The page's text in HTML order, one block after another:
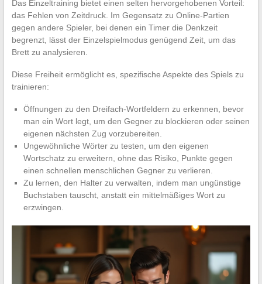
Das Einzeltraining bietet einen selten hervorgehobenen Vorteil:
das Fehlen von Zeitdruck. Im Gegensatz zu Online-Partien
gegen andere Spieler, bei denen ein Timer die Denkzeit
begrenzt, lässt der Einzelspielmodus genügend Zeit, um das
Brett zu analysieren.
Diese Freiheit ermöglicht es, spezifische Aspekte des Spiels zu
trainieren:
Öffnungen zu den Dreifach-Wortfeldern zu erkennen, bevor
man ein Wort legt, um den Gegner zu blockieren oder seinen
eigenen nächsten Zug vorzubereiten.
Ungewöhnliche Wörter zu testen, um den eigenen
Wortschatz zu erweitern, ohne das Risiko, Punkte gegen
einen schnellen menschlichen Gegner zu verlieren.
Zu lernen, den Halter zu verwalten, indem man ungünstige
Buchstaben tauscht, anstatt ein mittelmäßiges Wort zu
erzwingen.